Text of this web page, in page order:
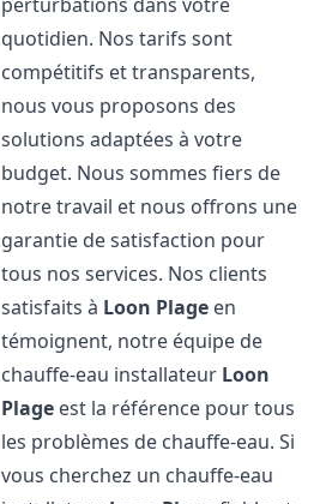
quotidien. Nos tarifs sont
compétitifs et transparents,
nous vous proposons des
solutions adaptées à votre
budget. Nous sommes fiers de
notre travail et nous offrons une
garantie de satisfaction pour
tous nos services. Nos clients
satisfaits à Loon Plage en
témoignent, notre équipe de
chauffe-eau installateur Loon
Plage est la référence pour tous
les problèmes de chauffe-eau. Si
vous cherchez un chauffe-eau